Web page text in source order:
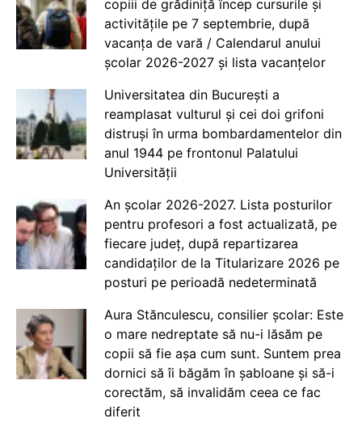
copiii de grădiniță încep cursurile și
activitățile pe 7 septembrie, după
vacanța de vară / Calendarul anului
școlar 2026-2027 și lista vacanțelor
Universitatea din București a
reamplasat vulturul și cei doi grifoni
distruși în urma bombardamentelor din
anul 1944 pe frontonul Palatului
Universității
An școlar 2026-2027. Lista posturilor
pentru profesori a fost actualizată, pe
fiecare județ, după repartizarea
candidaților de la Titularizare 2026 pe
posturi pe perioadă nedeterminată
Aura Stănculescu, consilier școlar: Este
o mare nedreptate să nu-i lăsăm pe
copii să fie așa cum sunt. Suntem prea
dornici să îi băgăm în șabloane și să-i
corectăm, să invalidăm ceea ce fac
diferit